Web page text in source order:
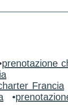
prenotazione
Francia
•